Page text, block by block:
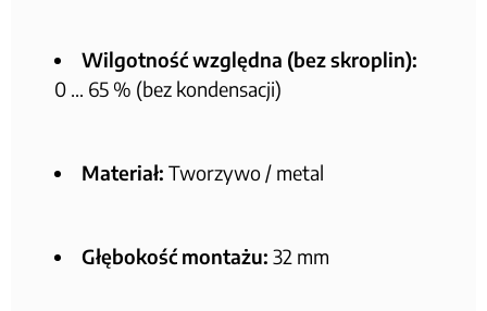
Wilgotność względna (bez skroplin):
0 … 65 % (bez kondensacji)
Materiał: Tworzywo / metal
Głębokość montażu: 32 mm